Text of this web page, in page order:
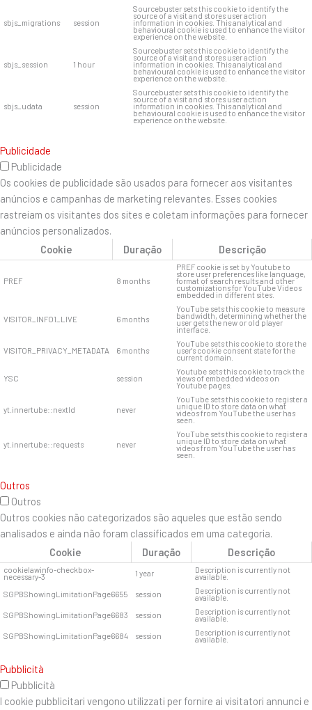
sbjs_migrations session
Sourcebuster sets this cookie to identify the
source of a visit and stores user action
information in cookies. This analytical and
behavioural cookie is used to enhance the visitor
experience on the website.
sbjs_session 1 hour
Sourcebuster sets this cookie to identify the
source of a visit and stores user action
information in cookies. This analytical and
behavioural cookie is used to enhance the visitor
experience on the website.
sbjs_udata session
Sourcebuster sets this cookie to identify the
source of a visit and stores user action
information in cookies. This analytical and
behavioural cookie is used to enhance the visitor
experience on the website.
Publicidade
Publicidade
Os cookies de publicidade são usados ​​para fornecer aos visitantes
anúncios e campanhas de marketing relevantes. Esses cookies
rastreiam os visitantes dos sites e coletam informações para fornecer
anúncios personalizados.
Cookie
Duração Descrição
PREF 8 months
PREF cookie is set by Youtube to
store user preferences like language,
format of search results and other
customizations for YouTube Videos
embedded in different sites.
VISITOR_INFO1_LIVE 6 months
YouTube sets this cookie to measure
bandwidth, determining whether the
user gets the new or old player
interface.
VISITOR_PRIVACY_METADATA 6 months
YouTube sets this cookie to store the
user's cookie consent state for the
current domain.
YSC session
Youtube sets this cookie to track the
views of embedded videos on
Youtube pages.
yt.innertube::nextId never
YouTube sets this cookie to register a
unique ID to store data on what
videos from YouTube the user has
seen.
yt.innertube::requests never
YouTube sets this cookie to register a
unique ID to store data on what
videos from YouTube the user has
seen.
Outros
Outros
Outros cookies não categorizados são aqueles que estão sendo
analisados ​​e ainda não foram classificados em uma categoria.
Cookie
Duração Descrição
cookielawinfo-checkbox-
necessary-3 1 year Description is currently not
available.
SGPBShowingLimitationPage6655
session Description is currently not
available.
SGPBShowingLimitationPage6683
session Description is currently not
available.
SGPBShowingLimitationPage6684
session Description is currently not
available.
Pubblicità
Pubblicità
I cookie pubblicitari vengono utilizzati per fornire ai visitatori annunci e